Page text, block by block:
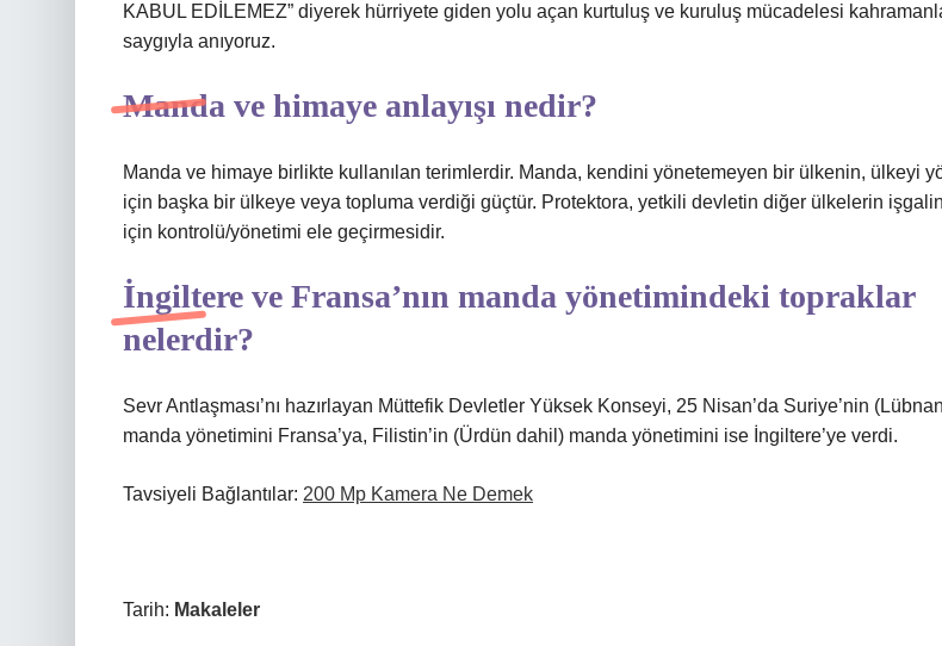
KABUL EDİLEMEZ” diyerek hürriyete giden yolu açan kurtuluş ve kuruluş mücadelesi
saygıyla anıyoruz.
Manda ve himaye anlayışı nedir?
Manda ve himaye birlikte kullanılan terimlerdir. Manda, kendini yönetemeyen bir ülkenin, ülkeyi
için başka bir ülkeye veya topluma verdiği güçtür. Protektora, yetkili devletin diğer ülkelerin
için kontrolü/yönetimi ele geçirmesidir.
İngiltere ve Fransa’nın manda yönetimindeki topraklar
nelerdir?
Sevr Antlaşması’nı hazırlayan Müttefik Devletler Yüksek Konseyi, 25 Nisan’da Suriye’nin
manda yönetimini Fransa’ya, Filistin’in (Ürdün dahil) manda yönetimini ise İngiltere’ye verdi.
Tavsiyeli Bağlantılar: 200 Mp Kamera Ne Demek
Tarih: Makaleler